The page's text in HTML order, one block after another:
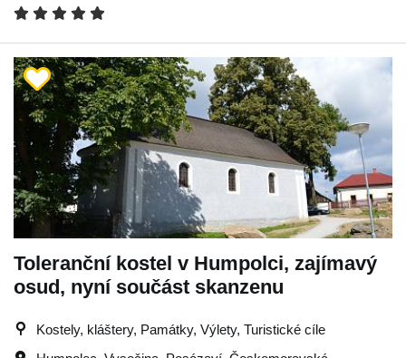
Toleranční kostel v Humpolci, zajímavý
osud, nyní součást skanzenu
Kostely, kláštery, Památky, Výlety, Turistické cíle